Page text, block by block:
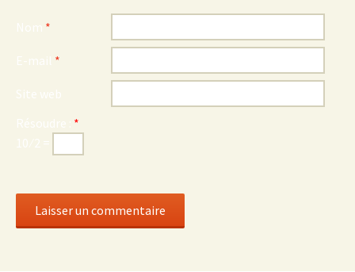
Nom *
E-mail *
Site web
Résoudre : *
10 ⁄ 2 =